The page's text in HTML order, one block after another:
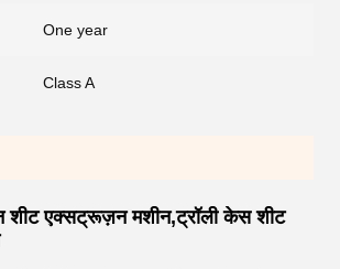
One year
Class A
शीट एक्सट्रूज़न मशीन,ट्रॉली केस शीट